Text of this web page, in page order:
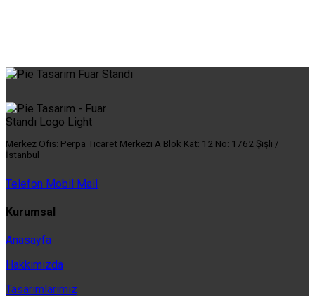
Merkez Ofis: Perpa Ticaret Merkezi A Blok Kat: 12 No: 1762 Şişli /
İstanbul
Telefon Mobil Mail
Kurumsal
Anasayfa
Hakkımızda
Tasarımlarımız